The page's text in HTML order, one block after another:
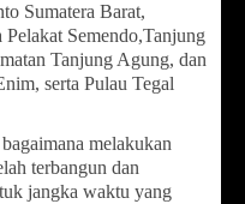
Sumatera Barat,
Semendo,Tanjung
Tanjung Agung, dan
serta Pulau Tegal
melakukan
terbangun dan
jangka waktu yang